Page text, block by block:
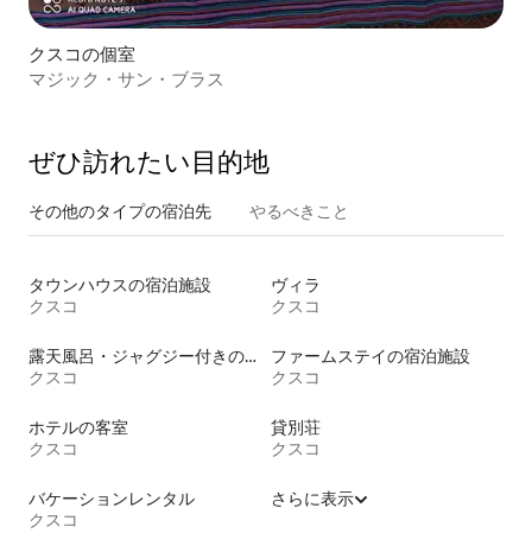
クスコの個室
マジック・サン・ブラス
ぜひ訪⁠れ⁠た⁠い目⁠的⁠地
その他のタ⁠イ⁠プ⁠の宿⁠泊⁠先 やるべきこと
タウンハウスの宿泊施設
クスコ
ヴィラ
クスコ
露天風呂・ジャグジー付きの宿泊施設
クスコ
ファームステイの宿泊施設
クスコ
ホテルの客室
クスコ
貸別荘
クスコ
バケーションレンタル
クスコ
さらに表示